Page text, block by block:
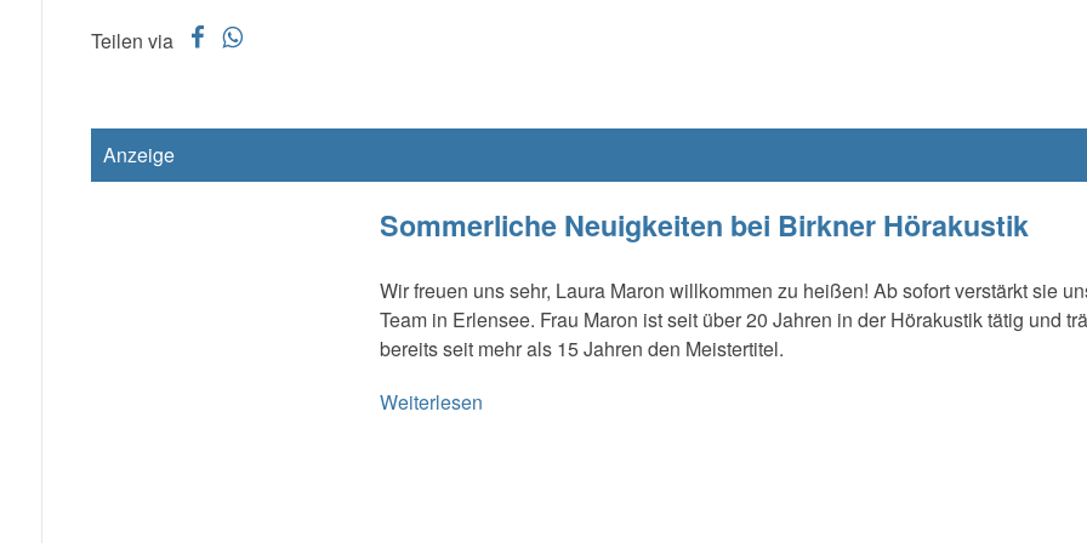
Teilen via f w
Anzeige
Sommerliche Neuigkeiten bei Birkner Hörakustik
Wir freuen uns sehr, Laura Maron willkommen zu heißen! Ab sofort verstärkt sie
Team in Erlensee. Frau Maron ist seit über 20 Jahren in der Hörakustik tätig und
bereits seit mehr als 15 Jahren den Meistertitel.
Weiterlesen